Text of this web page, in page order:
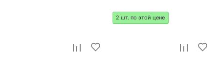
2 шт. по этой цене